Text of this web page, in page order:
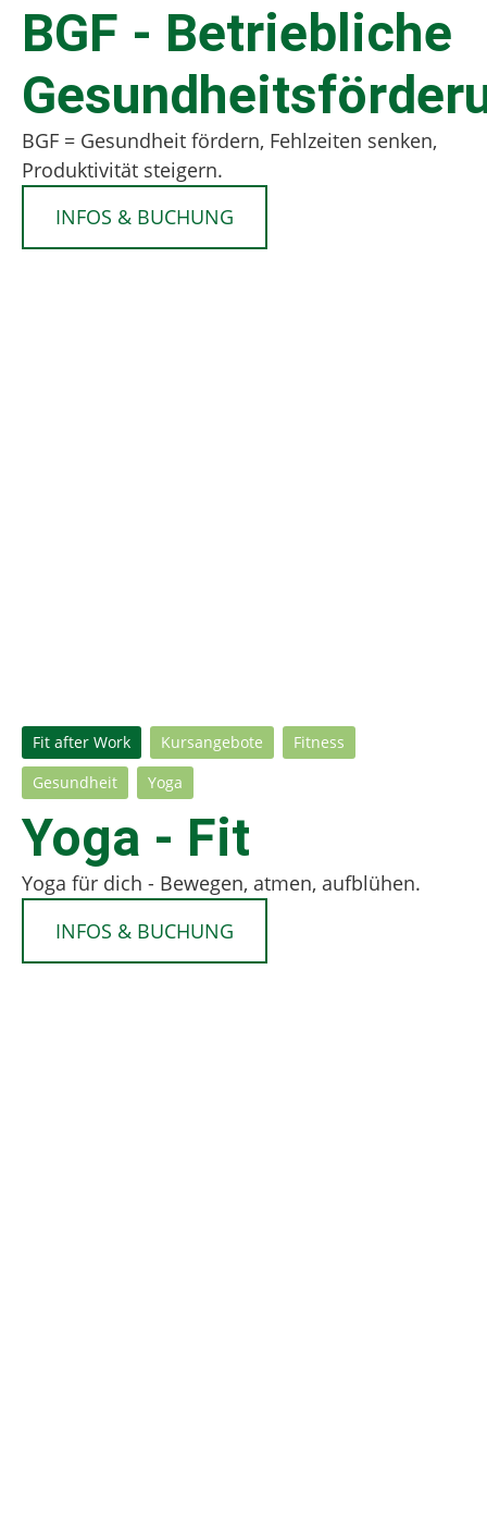
BGF - Betriebliche
BGF = Gesundheit fördern, Fehlzeiten senken,
Produktivität steigern.
INFOS & BUCHUNG
Fit after Work Kursangebote Fitness
Gesundheit Yoga
Yoga - Fit
Yoga für dich - Bewegen, atmen, aufblühen.
INFOS & BUCHUNG